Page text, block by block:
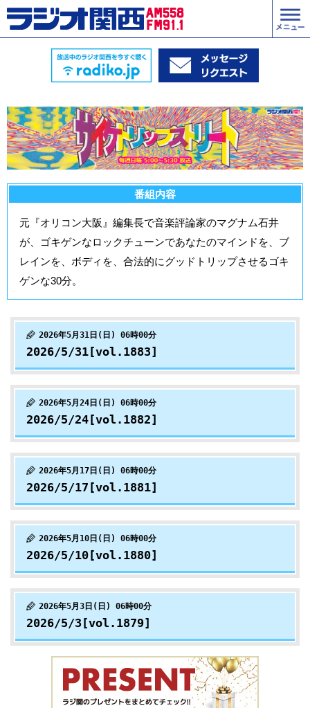
番組内容
元『オリコン大阪』編集長で音楽評論家のマグナム石井
が、ゴキゲンなロックチューンであなたのマインドを、ブ
レインを、ボディを、合法的にグッドトリップさせるゴキ
ゲンな30分。
2026年5月31日(日) 06時00分
2026/5/31[vol.1883]
2026年5月24日(日) 06時00分
2026/5/24[vol.1882]
2026年5月17日(日) 06時00分
2026/5/17[vol.1881]
2026年5月10日(日) 06時00分
2026/5/10[vol.1880]
2026年5月3日(日) 06時00分
2026/5/3[vol.1879]